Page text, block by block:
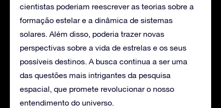
cientistas poderiam reescrever as teorias sobre a
formação estelar e a dinâmica de sistemas
solares. Além disso, poderia trazer novas
perspectivas sobre a vida de estrelas e os seus
possíveis destinos. A busca continua a ser uma
das questões mais intrigantes da pesquisa
espacial, que promete revolucionar o nosso
entendimento do universo.